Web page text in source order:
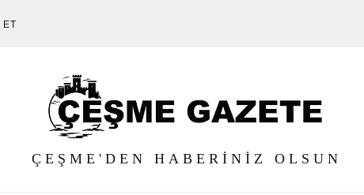
ET
ÇEŞME'DEN HABERINIZ OLSUN